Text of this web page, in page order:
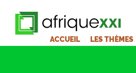
ACCUEIL LES THÈMES